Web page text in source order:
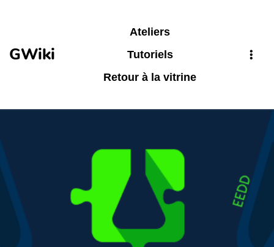
GWiki
Ateliers
Tutoriels
Retour à la vitrine